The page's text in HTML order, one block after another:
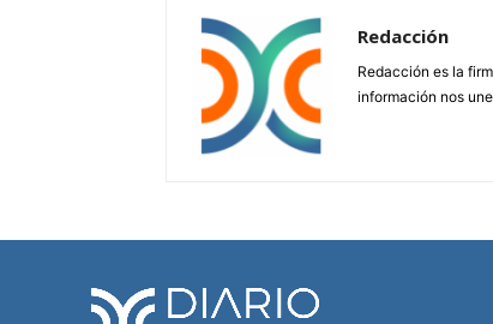
Redacción
Redacción es la
información nos